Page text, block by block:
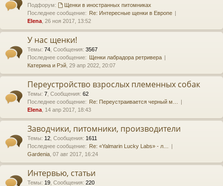
Подфорум:
Щенки в иностранных питомниках
Последнее сообщение: Re: Интересные щенки в Европе
Elena , 26 ноя 2017, 13:52
У нас щенки!
Темы: 74 Сообщения: 3567
Последнее сообщение: Щенки лабрадора ретривера
Катерина и Рэй , 29 апр 2022, 20:07
Переустройство взрослых племенных собак
Темы: 7 Сообщения: 62
Последнее сообщение: Re: Переустраивается черный м…
Elena , 14 апр 2017, 18:43
Заводчики, питомники, производители
Темы: 12 Сообщения: 1611
Последнее сообщение: Re: «Yalmarin Lucky Labs» - л…
Gardenia , 07 авг 2017, 16:24
Интервью, статьи
Темы: 19 Сообщения: 220